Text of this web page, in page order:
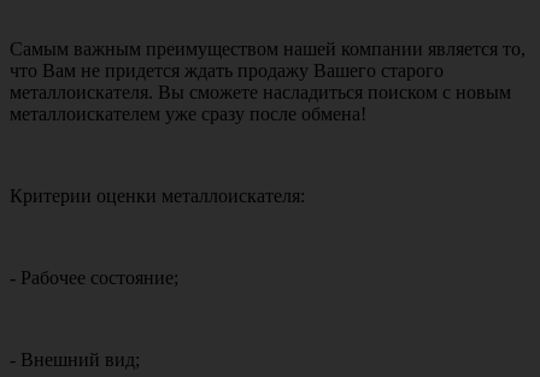
Самым важным преимуществом нашей компании является то,
что Вам не придется ждать продажу Вашего старого
металлоискателя. Вы сможете насладиться поиском с новым
металлоискателем уже сразу после обмена!
Критерии оценки металлоискателя:
- Рабочее состояние;
- Внешний вид;